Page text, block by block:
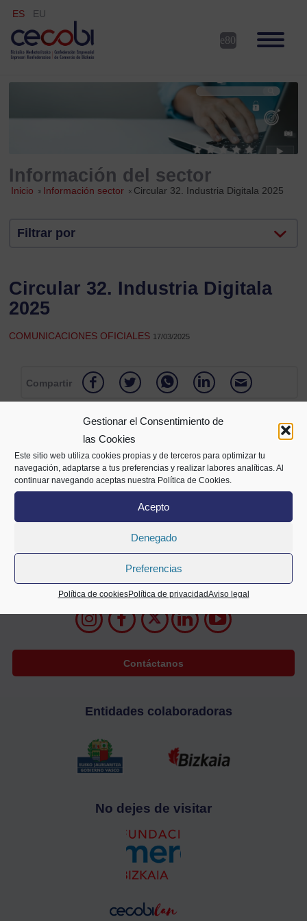
Gestionar el Consentimiento de
las Cookies
Este sitio web utiliza cookies propias y de terceros para optimizar tu
navegación, adaptarse a tus preferencias y realizar labores analíticas. Al
continuar navegando aceptas nuestra Política de Cookies.
Acepto
Denegado
Preferencias
Política de cookiesPolítica de privacidadAviso legal
ES EU
Información del sector
Inicio » Información sector » Circular 32. Industria Digitala 2025
Filtrar por
Circular 32. Industria Digitala
2025
COMUNICACIONES OFICIALES 17/03/2025
Compartir
Alameda Mazarredo 69,
2º planta
48009 Bilbao
94 400 28 00
688 72 05 63 info@cecobi.es
Contáctanos
Entidades colaboradoras
No dejes de visitar